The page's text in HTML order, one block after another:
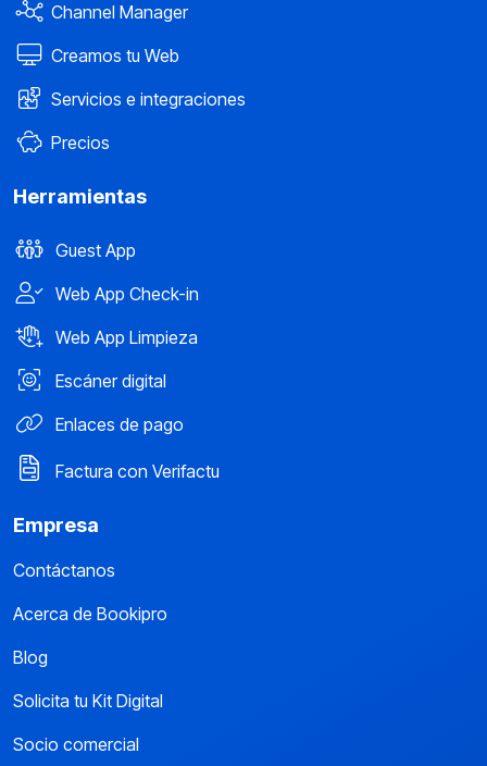
Channel Manager
Creamos tu Web
Servicios e integraciones
Precios
Herramientas
Guest App
Web App Check-in
Web App Limpieza
Escáner digital
Enlaces de pago
Factura con Verifactu
Empresa
Contáctanos
Acerca de Bookipro
Blog
Solicita tu Kit Digital
Socio comercial